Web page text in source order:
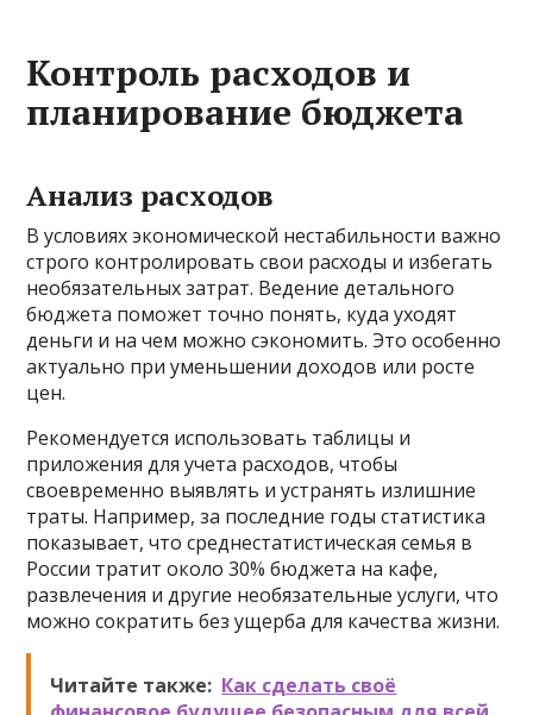
Контроль расходов и
планирование бюджета
Анализ расходов
В условиях экономической нестабильности важно
строго контролировать свои расходы и избегать
необязательных затрат. Ведение детального
бюджета поможет точно понять, куда уходят
деньги и на чем можно сэкономить. Это особенно
актуально при уменьшении доходов или росте
цен.
Рекомендуется использовать таблицы и
приложения для учета расходов, чтобы
своевременно выявлять и устранять излишние
траты. Например, за последние годы статистика
показывает, что среднестатистическая семья в
России тратит около 30% бюджета на кафе,
развлечения и другие необязательные услуги, что
можно сократить без ущерба для качества жизни.
Читайте также: Как сделать своё